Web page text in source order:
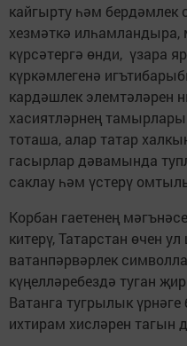
кайгырту һәм бердәмлек
хезмәткә
күрсәтергә өнди, үзара
күркәмлегенә
кардәшлек элемтәләрен
хасиятләрнең
тоташа, алар татар
гасырлар дәвамында
саклау һәм үстерү
Корбан гаетенең
китерү, Татарстан өчен
ватанпәрвәрлек
күңелләребездә туган
Ватанга тугрылык
ихтирам хисләрен тагын